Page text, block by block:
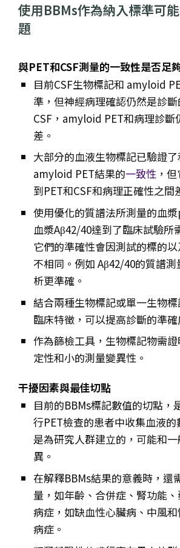
使用BBMs作為納入標準可
題
與PET和CSF測量的一致性是否足
目前CSF生物標記和 amyloid
準，但神經病理確認仍然是診斷
CSF，amyloid PET和病理診斷
差。
大部分的血液生物標記已驗證了
amyloid PET結果的一致性 ，
到PET和CSF和病理正確性之間
使用優化的質譜法所測量的血
血漿Aβ42/40達到了臨床試驗所
它們的準確性會因測試的標的
不相同。例如 Aβ42/40的質譜
析更準確。
結合兩種生物標記或單一生物
臨床特徵，可以提高診斷的準確
作為篩檢工具，生物標記物需
定性和小的測量變異性。
干擾因素與最佳切點
目前的BBMs標記數值的切點，
行PET檢查的患者中收集血液
是為研究人群建立的，可能和
異。
在解釋BBMs結果的意義時，還
量，如年齡、合併症、腎功能
病症，如缺血性心臟病、中風
病症。